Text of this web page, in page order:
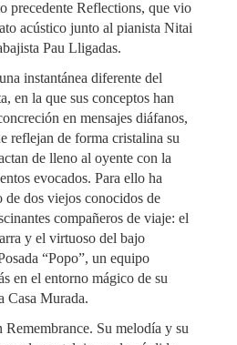
precedente Reflections, que vio
acústico junto al pianista Nitai
Pau Lligadas.
instantánea diferente del
en la que sus conceptos han
en mensajes diáfanos,
reflejan de forma cristalina su
de lleno al oyente con la
evocados. Para ello ha
dos viejos conocidos de
compañeros de viaje: el
y el virtuoso del bajo
“Popo”, un equipo
en el entorno mágico de su
Casa Murada.
Su melodía y su